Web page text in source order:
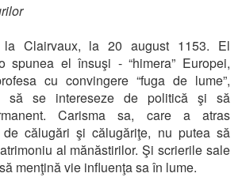
Clairvaux, la 20 august 1153. El
spunea el însuşi - “himera” Europei,
cu convingere “fuga de lume”,
să se intereseze de politică şi să
Carisma sa, care a atras
de călugări şi călugăriţe, nu putea să
al mănăstirilor. Şi scrierile sale
menţină vie influenţa sa în lume.